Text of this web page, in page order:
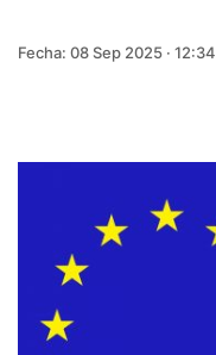
Fecha: 08 Sep 2025 · 12:34